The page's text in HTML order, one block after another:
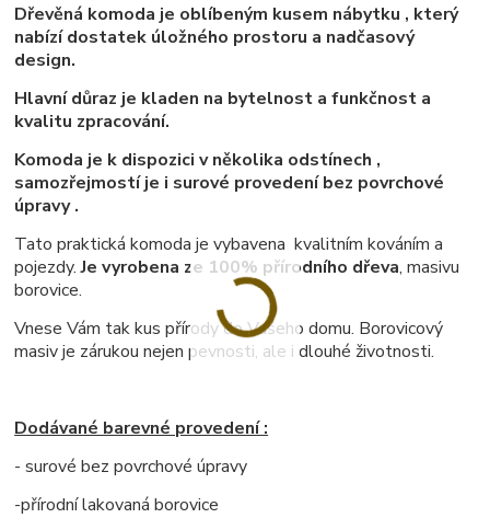
Dřevěná komoda je oblíbeným kusem nábytku , který
nabízí dostatek úložného prostoru a nadčasový
design.
Hlavní důraz je kladen na bytelnost a funkčnost a
kvalitu zpracování.
Komoda je k dispozici v několika odstínech ,
samozřejmostí je i surové provedení bez povrchové
úpravy .
Tato praktická komoda je vybavena kvalitním kováním a
pojezdy.Je vyrobena ze 100% přírodního dřeva, masivu
borovice.
Vnese Vám tak kus přírody do Vašeho domu. Borovicový
masiv je zárukou nejen pevnosti, ale i dlouhé životnosti.
Dodávané barevné provedení :
- surové bez povrchové úpravy
-přírodní lakovaná borovice